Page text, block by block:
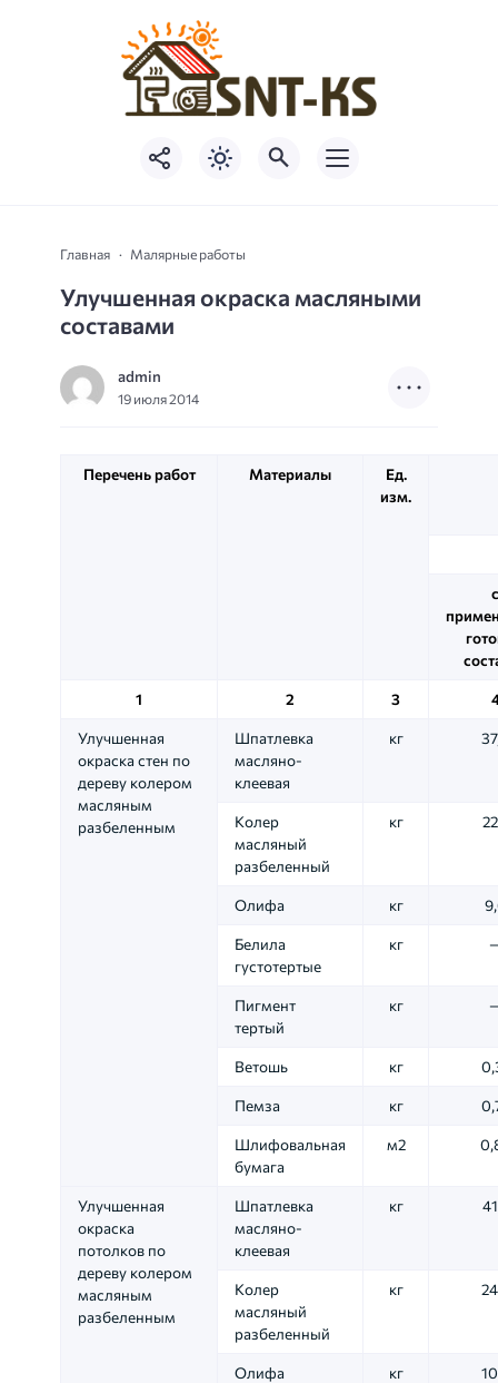
Главная Малярные работы
Улучшенная окраска масляными
составами
admin
19 июля 2014
Перечень работ Материалы
Ед.
изм.
с
1 2 3
Улучшенная
окраска стен по
дереву колером
масляным
разбеленным
Шпатлевка
масляно-
клеевая
кг
Колер
масляный
разбеленный
кг
Олифа кг
Белила
густотертые
кг
Пигмент
тертый
кг
Ветошь кг
Пемза кг
Шлифовальная
бумага
м2
Улучшенная
окраска
потолков по
дереву колером
масляным
разбеленным
Шпатлевка
масляно-
клеевая
кг
Колер
масляный
разбеленный
кг
Олифа кг